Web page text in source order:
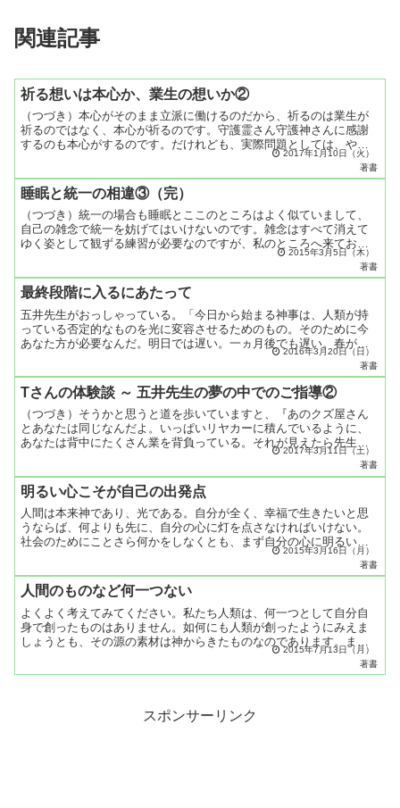
関連記事
祈る想いは本心か、業生の想いか②
（つづき）本心がそのまま立派に働けるのだから、祈るのは業生が
祈るのではなく、本心が祈るのです。守護霊さん守護神さんに感謝
するのも本心がするのです。だけれども、実際問題としては、やが
ては業生である想念も、本心も一つになって祈ってしまうわけで
2017年1月10日（火）
著書
睡眠と統一の相違③（完）
（つづき）統一の場合も睡眠とここのところはよく似ていまして、
自己の雑念で統一を妨げてはいけないのです。雑念はすべて消えて
ゆく姿として観ずる練習が必要なのですが、私のところへ来ておら
れる方は、この練習さえも自意識でやる必要はないので、ただ統
2015年3月5日（木）
著書
最終段階に入るにあたって
五井先生がおっしゃっている。「今日から始まる神事は、人類が持
っている否定的なものを光に変容させるためのもの。そのために今
あなた方が必要なんだ。明日では遅い。一ヵ月後でも遅い。春が来
たらでは遅い。今この瞬間から始めるのだ。心して、覚悟して、
2016年3月20日（日）
著書
Tさんの体験談 ～ 五井先生の夢の中でのご指導②
（つづき）そうかと思うと道を歩いていますと、『あのクズ屋さん
とあなたは同じなんだよ。いっぱいリヤカーに積んでいるように、
あなたは背中にたくさん業を背負っている。それが見えたら先生の
前なんかとても出られないくらい、恥ずかしいほどたくさん業を
2017年3月11日（土）
著書
明るい心こそが自己の出発点
人間は本来神であり、光である。自分が全く、幸福で生きたいと思
うならば、何よりも先に、自分の心に灯を点さなければいけない。
社会のためにことさら何かをしなくとも、まず自分の心に明るい灯
を点すことが第一である。自分の心に灯をかかげないでいて、社
2015年3月16日（月）
著書
人間のものなど何一つない
よくよく考えてみてください。私たち人類は、何一つとして自分自
身で創ったものはありません。如何にも人類が創ったようにみえま
しょうとも、その源の素材は神からきたものなのであります。まず
人間の肉体がそうであり、肉体を生かしてくれている様々な元素
2015年7月13日（月）
著書
スポンサーリンク